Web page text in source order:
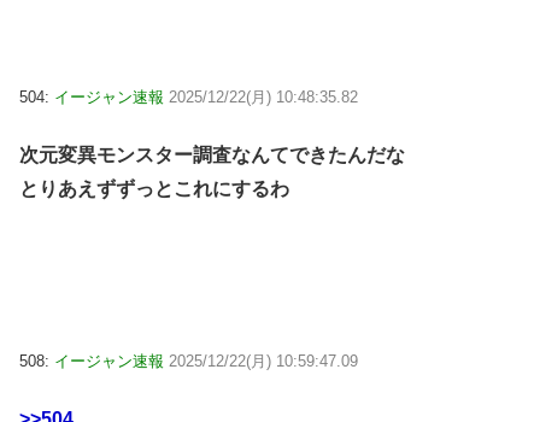
504: イージャン速報 2025/12/22(月) 10:48:35.82
次元変異モンスター調査なんてできたんだな
とりあえずずっとこれにするわ
508: イージャン速報 2025/12/22(月) 10:59:47.09